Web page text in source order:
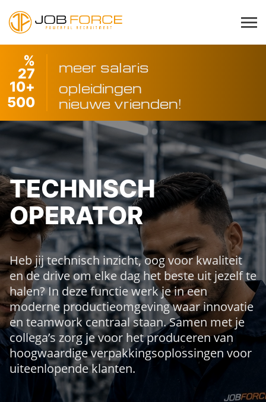
%
27
meer salaris
+
10
opleidingen
500
nieuwe vrienden!
TECHNISCH
OPERATOR
Heb jij technisch inzicht, oog voor kwaliteit
en de drive om elke dag het beste uit jezelf te
halen? In deze functie werk je in een
moderne productieomgeving waar innovatie
en teamwork centraal staan. Samen met je
collega’s zorg je voor het produceren van
hoogwaardige verpakkingsoplossingen voor
uiteenlopende klanten.